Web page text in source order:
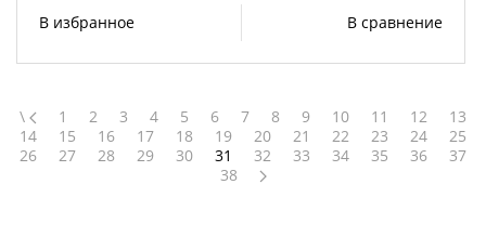
В избранное В сравнение
\ 1 2 3 4 5 6 7 8 9 10 11 12
13
14
15 16 17 18 19 20 21 22 23 24
25
26
27 28 29 30 31 32 33 34 35 36
37
38